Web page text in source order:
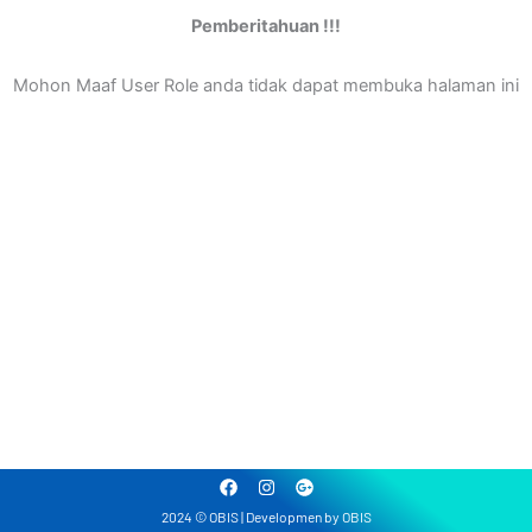
Pemberitahuan !!!
Mohon Maaf User Role anda tidak dapat membuka halaman ini
F
a
c
I
n
s
G
o
o
2024 © OBIS | Developmen by OBIS